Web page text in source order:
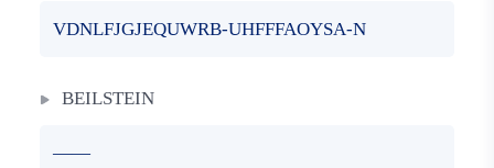
VDNLFJGJEQUWRB-UHFFFAOYSA-N
BEILSTEIN
——